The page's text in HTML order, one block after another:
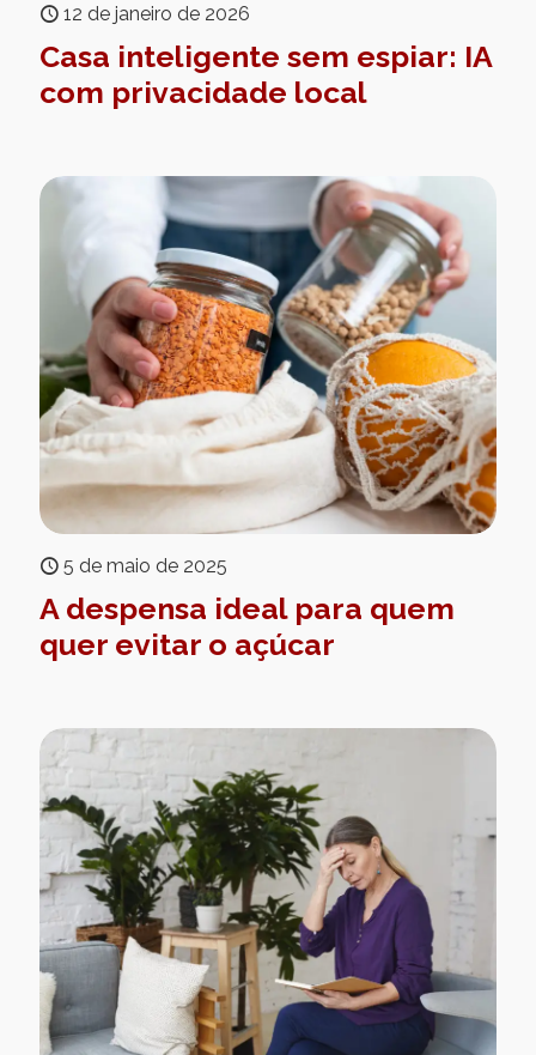
12 de janeiro de 2026
Casa inteligente sem espiar: IA
com privacidade local
5 de maio de 2025
A despensa ideal para quem
quer evitar o açúcar